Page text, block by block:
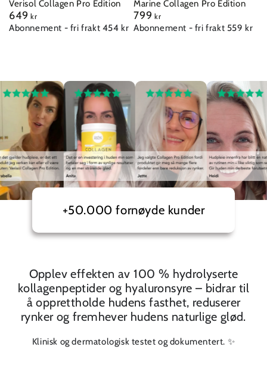
Verisol Collagen Pro Edition
Vanlig
pris
649 kr
Abonnement - fri frakt 454 kr
Marine Collagen Pro Edition
Vanlig
pris
799 kr
Abonnement - fri frakt 559 kr
+50.000 fornøyde kunder
Opplev effekten av 100 % hydrolyserte
kollagenpeptider og hyaluronsyre – bidrar til
å opprettholde hudens fasthet, reduserer
rynker og fremhever hudens naturlige glød.
Klinisk og dermatologisk testet og dokumentert. ✨